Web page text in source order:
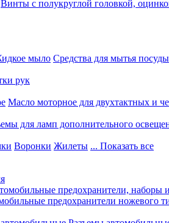
Винты с полукруглой головкой,
мыло Средства для мытья посуды
рук
Масло моторное для двухтактных и
для ламп дополнительного
Воронки Жилеты ... Показать все
предохранители, наборы
предохранители ножевого